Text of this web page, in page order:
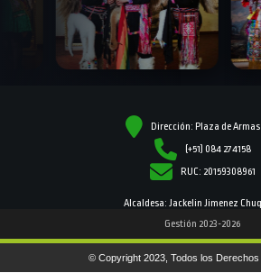
Dirección: Plaza de Armas
(+51) 084 274158
RUC: 20159308961
Alcaldesa: Jackelin Jimenez
Gestión 2023-2026
© Copyright 2023, Todos los